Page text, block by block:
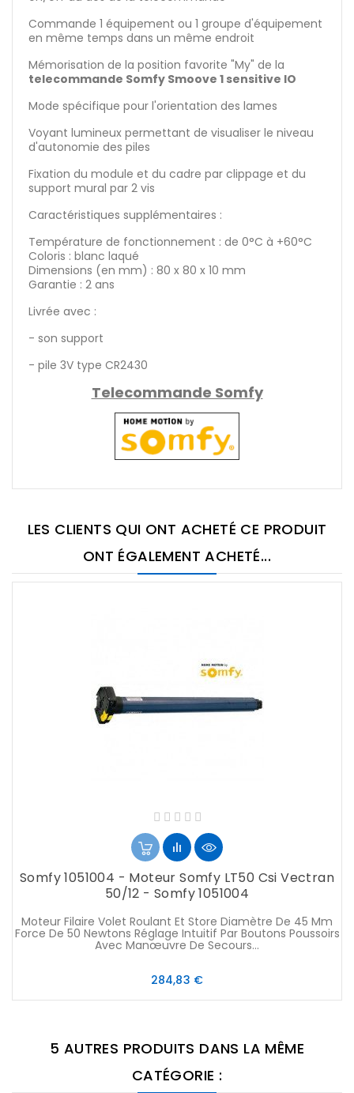
Commande 1 équipement ou 1 groupe d'équipement
en même temps dans un même endroit
Mémorisation de la position favorite "My" de la
telecommande Somfy Smoove 1 sensitive IO
Mode spécifique pour l'orientation des lames
Voyant lumineux permettant de visualiser le niveau
d'autonomie des piles
Fixation du module et du cadre par clippage et du
support mural par 2 vis
Caractéristiques supplémentaires :
Température de fonctionnement : de 0°C à +60°C
Coloris : blanc laqué
Dimensions (en mm) : 80 x 80 x 10 mm
Garantie : 2 ans
Livrée avec :
- son support
- pile 3V type CR2430
Telecommande Somfy
LES CLIENTS QUI ONT ACHETÉ CE PRODUIT
ONT ÉGALEMENT ACHETÉ...
Somfy 1051004 - Moteur Somfy LT50 Csi Vectran
50/12 - Somfy 1051004
Moteur Filaire Volet Roulant Et Store Diamètre De 45 Mm
Force De 50 Newtons Réglage Intuitif Par Boutons Poussoirs
Avec Manœuvre De Secours...
284,83 €Prix
5 AUTRES PRODUITS DANS LA MÊME
CATÉGORIE :